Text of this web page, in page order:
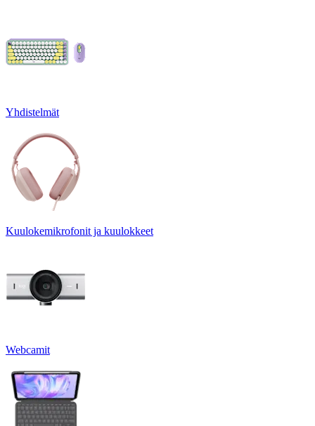
Yhdistelmät
Kuulokemikrofonit ja kuulokkeet
Webcamit